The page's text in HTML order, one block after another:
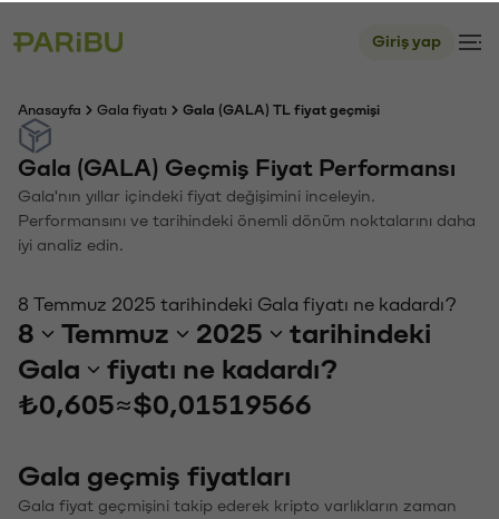
Giriş yap
Anasayfa Gala fiyatı Gala (GALA) TL fiyat geçmişi
Gala (GALA) Geçmiş Fiyat Performansı
Gala'nın yıllar içindeki fiyat değişimini inceleyin.
Performansını ve tarihindeki önemli dönüm noktalarını daha
iyi analiz edin.
8 Temmuz 2025 tarihindeki Gala fiyatı ne kadardı?
8 Temmuz 2025
tarihindeki
Gala
fiyatı ne kadardı?
₺0,605≈$0,01519566
Gala geçmiş fiyatları
Gala fiyat geçmişini takip ederek kripto varlıkların zaman